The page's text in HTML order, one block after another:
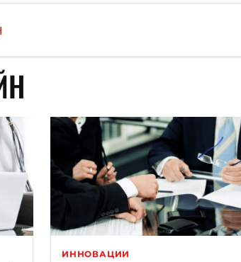
ИННОВАЦИИ